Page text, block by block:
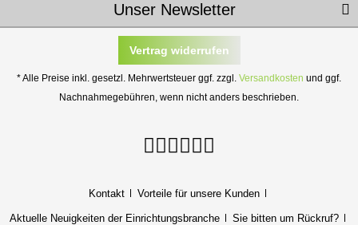
Unser Newsletter
Vertrag widerrufen
* Alle Preise inkl. gesetzl. Mehrwertsteuer ggf. zzgl. Versandkosten und ggf.
Nachnahmegebühren, wenn nicht anders beschrieben.
Kontakt Vorteile für unsere Kunden
Aktuelle Neuigkeiten der Einrichtungsbranche Sie bitten um Rückruf?